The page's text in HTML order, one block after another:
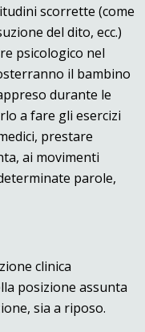
scorrette (come
del dito, ecc.)
psicologico nel
il bambino
durante le
a fare gli esercizi
prestare
ai movimenti
parole,
clinica
posizione assunta
sia a riposo.